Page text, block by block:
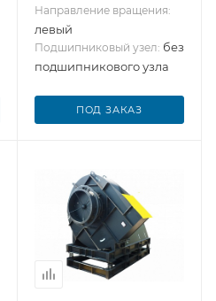
Направление вращения:
левый
Подшипниковый узел: без
подшипникового узла
ПОД ЗАКАЗ